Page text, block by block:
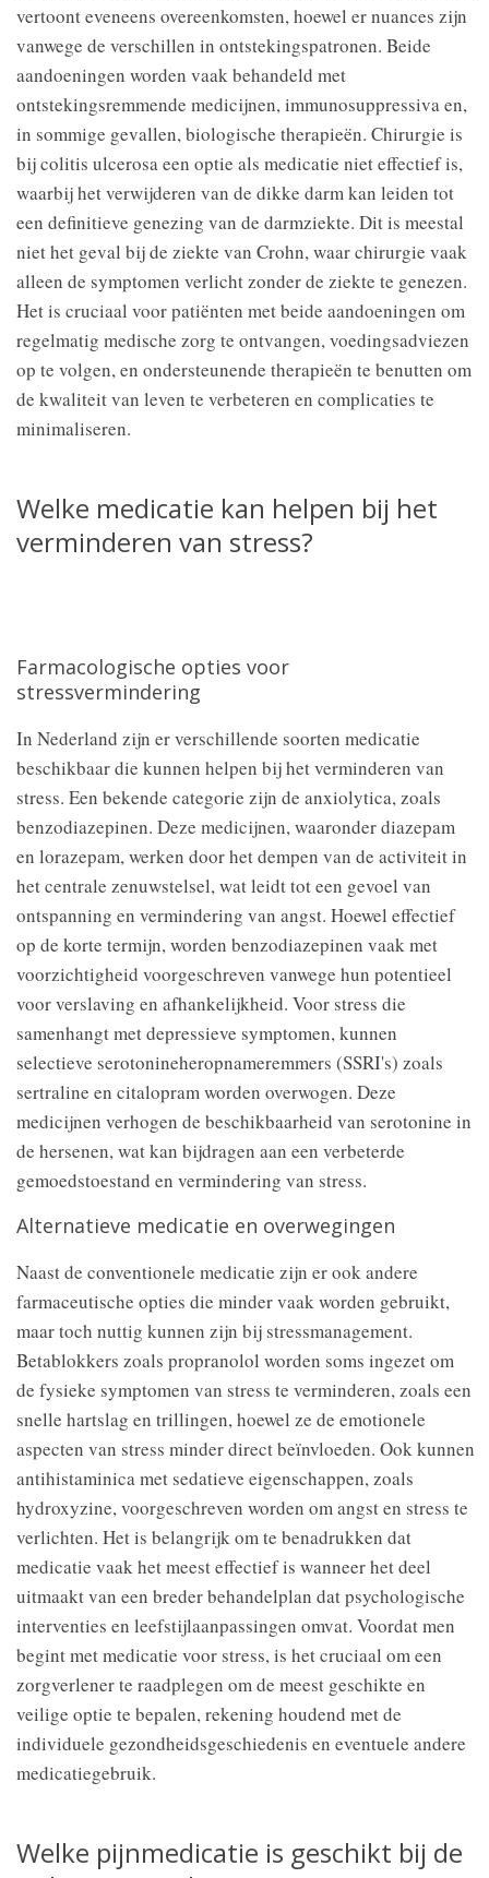
vertoont eveneens overeenkomsten, hoewel er nuances zijn
vanwege de verschillen in ontstekingspatronen. Beide
aandoeningen worden vaak behandeld met
ontstekingsremmende medicijnen, immunosuppressiva en,
in sommige gevallen, biologische therapieën. Chirurgie is
bij colitis ulcerosa een optie als medicatie niet effectief is,
waarbij het verwijderen van de dikke darm kan leiden tot
een definitieve genezing van de darmziekte. Dit is meestal
niet het geval bij de ziekte van Crohn, waar chirurgie vaak
alleen de symptomen verlicht zonder de ziekte te genezen.
Het is cruciaal voor patiënten met beide aandoeningen om
regelmatig medische zorg te ontvangen, voedingsadviezen
op te volgen, en ondersteunende therapieën te benutten om
de kwaliteit van leven te verbeteren en complicaties te
minimaliseren.
Welke medicatie kan helpen bij het
verminderen van stress?
Farmacologische opties voor
stressvermindering
In Nederland zijn er verschillende soorten medicatie
beschikbaar die kunnen helpen bij het verminderen van
stress. Een bekende categorie zijn de anxiolytica, zoals
benzodiazepinen. Deze medicijnen, waaronder diazepam
en lorazepam, werken door het dempen van de activiteit in
het centrale zenuwstelsel, wat leidt tot een gevoel van
ontspanning en vermindering van angst. Hoewel effectief
op de korte termijn, worden benzodiazepinen vaak met
voorzichtigheid voorgeschreven vanwege hun potentieel
voor verslaving en afhankelijkheid. Voor stress die
samenhangt met depressieve symptomen, kunnen
selectieve serotonineheropnameremmers (SSRI's) zoals
sertraline en citalopram worden overwogen. Deze
medicijnen verhogen de beschikbaarheid van serotonine in
de hersenen, wat kan bijdragen aan een verbeterde
gemoedstoestand en vermindering van stress.
Alternatieve medicatie en overwegingen
Naast de conventionele medicatie zijn er ook andere
farmaceutische opties die minder vaak worden gebruikt,
maar toch nuttig kunnen zijn bij stressmanagement.
Betablokkers zoals propranolol worden soms ingezet om
de fysieke symptomen van stress te verminderen, zoals een
snelle hartslag en trillingen, hoewel ze de emotionele
aspecten van stress minder direct beïnvloeden. Ook kunnen
antihistaminica met sedatieve eigenschappen, zoals
hydroxyzine, voorgeschreven worden om angst en stress te
verlichten. Het is belangrijk om te benadrukken dat
medicatie vaak het meest effectief is wanneer het deel
uitmaakt van een breder behandelplan dat psychologische
interventies en leefstijlaanpassingen omvat. Voordat men
begint met medicatie voor stress, is het cruciaal om een
zorgverlener te raadplegen om de meest geschikte en
veilige optie te bepalen, rekening houdend met de
individuele gezondheidsgeschiedenis en eventuele andere
medicatiegebruik.
Welke pijnmedicatie is geschikt bij de